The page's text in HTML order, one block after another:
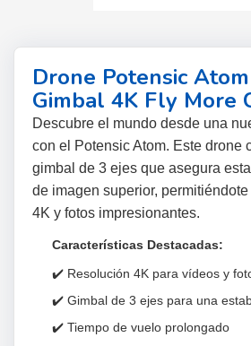
Drone Potensic
Gimbal 4K Fly More
Descubre el mundo desde una
con el Potensic Atom. Este drone
gimbal de 3 ejes que asegura
de imagen superior,
4K y fotos impresionantes.
Características Destacadas:
✔️ Resolución 4K para vídeos y
✔️ Gimbal de 3 ejes para una
✔️ Tiempo de vuelo prolongado